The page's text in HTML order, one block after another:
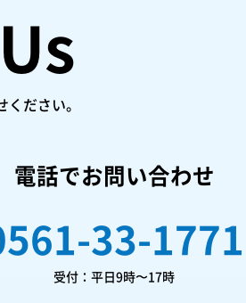
ださい。
電話でお問い合わせ
33-1771
受付：平日9時〜17時